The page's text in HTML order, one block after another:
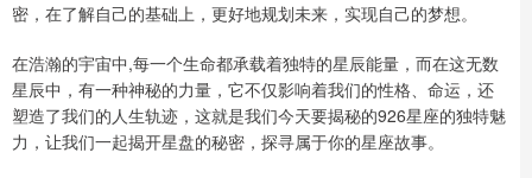
密，在了解自己的基础上，更好地规划未来，实现自己的梦想。
在浩瀚的宇宙中,每一个生命都承载着独特的星辰能量，而在这无数
星辰中，有一种神秘的力量，它不仅影响着我们的性格、命运，还
塑造了我们的人生轨迹，这就是我们今天要揭秘的926星座的独特魅
力，让我们一起揭开星盘的秘密，探寻属于你的星座故事。